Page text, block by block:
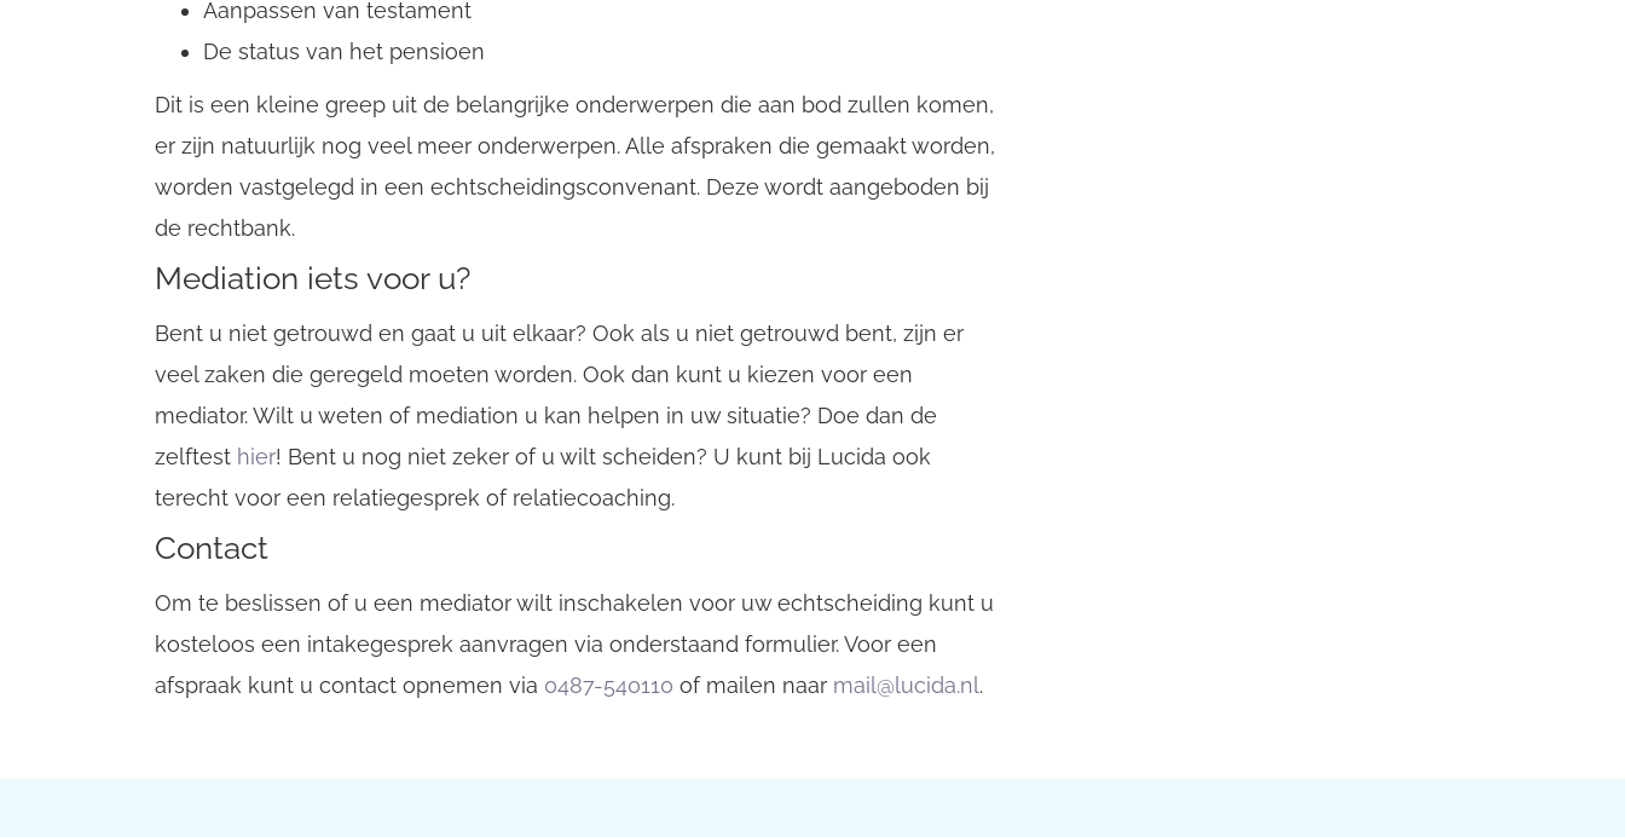
Aanpassen van testament
De status van het pensioen
Dit is een kleine greep uit de belangrijke onderwerpen die aan bod zullen komen,
er zijn natuurlijk nog veel meer onderwerpen. Alle afspraken die gemaakt worden,
worden vastgelegd in een echtscheidingsconvenant. Deze wordt aangeboden bij
de rechtbank.
Mediation iets voor u?
Bent u niet getrouwd en gaat u uit elkaar? Ook als u niet getrouwd bent, zijn er
veel zaken die geregeld moeten worden. Ook dan kunt u kiezen voor een
mediator. Wilt u weten of mediation u kan helpen in uw situatie? Doe dan de
zelftest hier! Bent u nog niet zeker of u wilt scheiden? U kunt bij Lucida ook
terecht voor een relatiegesprek of relatiecoaching.
Contact
Om te beslissen of u een mediator wilt inschakelen voor uw echtscheiding kunt u
kosteloos een intakegesprek aanvragen via onderstaand formulier. Voor een
afspraak kunt u contact opnemen via 0487-540110 of mailen naar mail@lucida.nl.